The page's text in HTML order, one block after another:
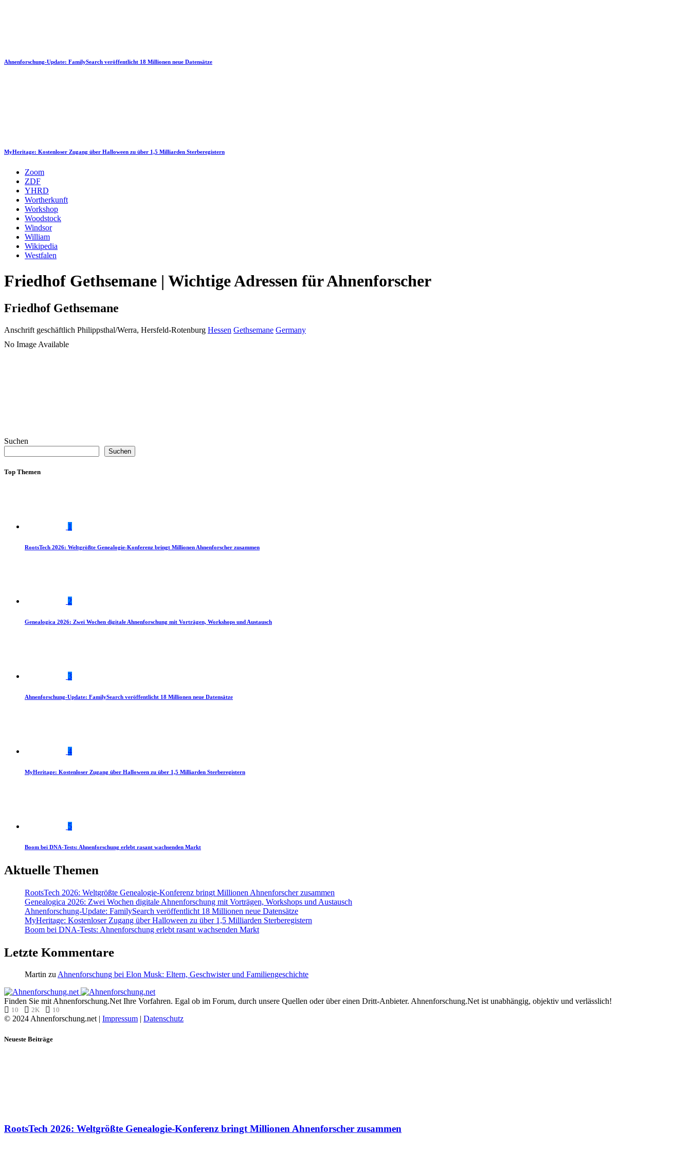
Ahnenforschung-Update: FamilySearch veröffentlicht 18 Millionen neue Datensätze
MyHeritage: Kostenloser Zugang über Halloween zu über 1,5 Milliarden Sterberegistern
Zoom
ZDF
YHRD
Wortherkunft
Workshop
Woodstock
Windsor
William
Wikipedia
Westfalen
Friedhof Gethsemane | Wichtige Adressen für Ahnenforscher
Friedhof Gethsemane
Anschrift geschäftlich Philippsthal/Werra, Hersfeld-Rotenburg Hessen Gethsemane Germany
No Image Available
Suchen
Suchen
Top Themen
1
RootsTech 2026: Weltgrößte Genealogie-Konferenz bringt Millionen Ahnenforscher zusammen
2
Genealogica 2026: Zwei Wochen digitale Ahnenforschung mit Vorträgen, Workshops und Austausch
3
Ahnenforschung-Update: FamilySearch veröffentlicht 18 Millionen neue Datensätze
4
MyHeritage: Kostenloser Zugang über Halloween zu über 1,5 Milliarden Sterberegistern
5
Boom bei DNA-Tests: Ahnenforschung erlebt rasant wachsenden Markt
Aktuelle Themen
RootsTech 2026: Weltgrößte Genealogie-Konferenz bringt Millionen Ahnenforscher zusammen
Genealogica 2026: Zwei Wochen digitale Ahnenforschung mit Vorträgen, Workshops und Austausch
Ahnenforschung-Update: FamilySearch veröffentlicht 18 Millionen neue Datensätze
MyHeritage: Kostenloser Zugang über Halloween zu über 1,5 Milliarden Sterberegistern
Boom bei DNA-Tests: Ahnenforschung erlebt rasant wachsenden Markt
Letzte Kommentare
Martin zuAhnenforschung bei Elon Musk: Eltern, Geschwister und Familiengeschichte
Finden Sie mit Ahnenforschung.Net Ihre Vorfahren. Egal ob im Forum, durch unsere Quellen oder über einen Dritt-Anbieter. Ahnenforschung.Net ist unabhängig, objektiv und verlässlich!
10 2K 10
© 2024 Ahnenforschung.net | Impressum Datenschutz
Neueste Beiträge
RootsTech 2026: Weltgrößte Genealogie-Konferenz bringt Millionen Ahnenforscher zusammen